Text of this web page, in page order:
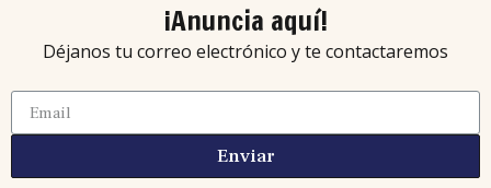
¡Anuncia aquí!
Déjanos tu correo electrónico y te contactaremos
Enviar